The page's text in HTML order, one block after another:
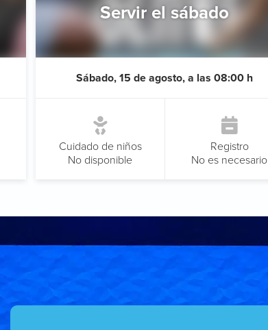
Servir el sábado
Sábado, 15 de agosto, a las 08:00 h
Cuidado de niños
No disponible
Registro
No es necesario